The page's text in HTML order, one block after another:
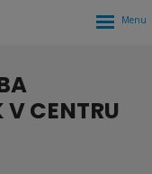
V CENTRU